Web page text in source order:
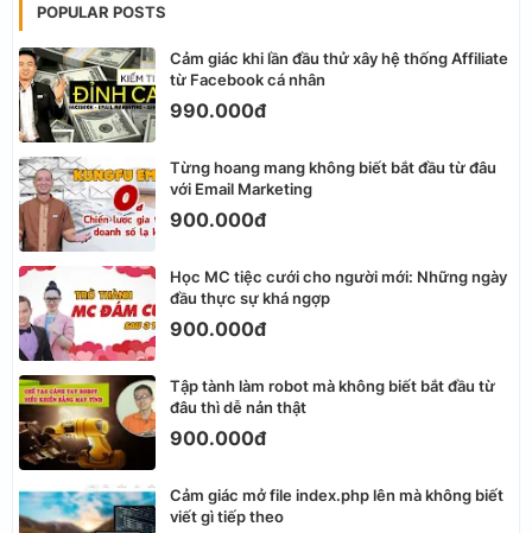
POPULAR POSTS
Cảm giác khi lần đầu thử xây hệ thống Affiliate
từ Facebook cá nhân
990.000đ
Từng hoang mang không biết bắt đầu từ đâu
với Email Marketing
900.000đ
Học MC tiệc cưới cho người mới: Những ngày
đầu thực sự khá ngợp
900.000đ
Tập tành làm robot mà không biết bắt đầu từ
đâu thì dễ nản thật
900.000đ
Cảm giác mở file index.php lên mà không biết
viết gì tiếp theo